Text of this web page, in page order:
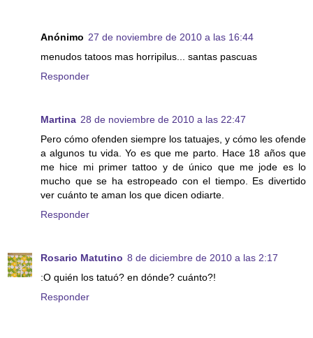
Anónimo 27 de noviembre de 2010 a las 16:44
menudos tatoos mas horripilus... santas pascuas
Responder
Martina 28 de noviembre de 2010 a las 22:47
Pero cómo ofenden siempre los tatuajes, y cómo les ofende
a algunos tu vida. Yo es que me parto. Hace 18 años que
me hice mi primer tattoo y de único que me jode es lo
mucho que se ha estropeado con el tiempo. Es divertido
ver cuánto te aman los que dicen odiarte.
Responder
Rosario Matutino 8 de diciembre de 2010 a las 2:17
:O quién los tatuó? en dónde? cuánto?!
Responder